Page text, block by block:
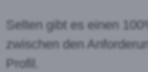
Selten gibt es einen
zwischen den
Profil.